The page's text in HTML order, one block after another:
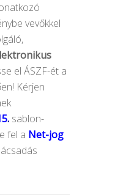
vevőkkel
el ÁSZF-ét a
Kérjen
. sablon-
fel a Net-jog